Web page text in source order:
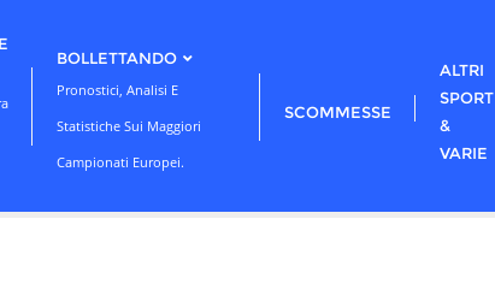
BOLLETTANDO
Pronostici, Analisi E
Statistiche Sui Maggiori
Campionati Europei.
SCOMMESSE
ALTRI
SPORT
&
VARIE